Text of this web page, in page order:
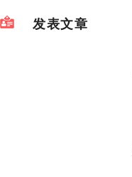
发表文章